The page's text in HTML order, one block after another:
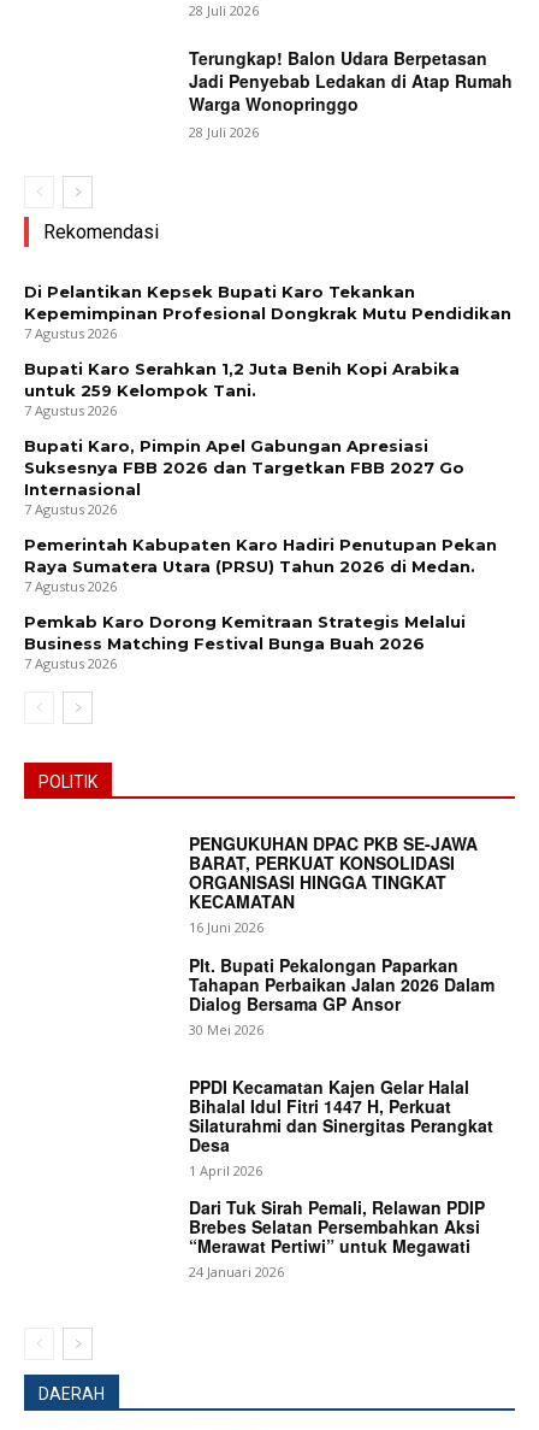
28 Juli 2026
Terungkap! Balon Udara Berpetasan
Jadi Penyebab Ledakan di Atap Rumah
Warga Wonopringgo
28 Juli 2026
Rekomendasi
Di Pelantikan Kepsek Bupati Karo Tekankan
Kepemimpinan Profesional Dongkrak Mutu Pendidikan
7 Agustus 2026
Bupati Karo Serahkan 1,2 Juta Benih Kopi Arabika
untuk 259 Kelompok Tani.
7 Agustus 2026
Bupati Karo, Pimpin Apel Gabungan Apresiasi
Suksesnya FBB 2026 dan Targetkan FBB 2027 Go
Internasional
7 Agustus 2026
Pemerintah Kabupaten Karo Hadiri Penutupan Pekan
Raya Sumatera Utara (PRSU) Tahun 2026 di Medan.
7 Agustus 2026
Pemkab Karo Dorong Kemitraan Strategis Melalui
Business Matching Festival Bunga Buah 2026
7 Agustus 2026
POLITIK
PENGUKUHAN DPAC PKB SE-JAWA
BARAT, PERKUAT KONSOLIDASI
ORGANISASI HINGGA TINGKAT
KECAMATAN
16 Juni 2026
Plt. Bupati Pekalongan Paparkan
Tahapan Perbaikan Jalan 2026 Dalam
Dialog Bersama GP Ansor
30 Mei 2026
PPDI Kecamatan Kajen Gelar Halal
Bihalal Idul Fitri 1447 H, Perkuat
Silaturahmi dan Sinergitas Perangkat
Desa
1 April 2026
Dari Tuk Sirah Pemali, Relawan PDIP
Brebes Selatan Persembahkan Aksi
“Merawat Pertiwi” untuk Megawati
24 Januari 2026
DAERAH